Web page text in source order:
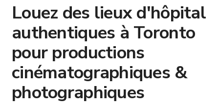
Louez des lieux d'hôpital
authentiques à Toronto
pour productions
cinématographiques &
photographiques